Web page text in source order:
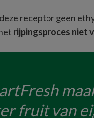
receptor geen
rijpingsproces niet
fruit van